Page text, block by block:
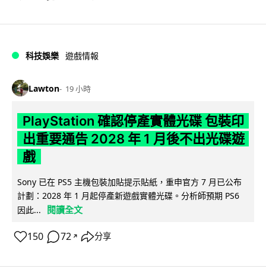
科技娛樂 遊戲情報
Lawton 19 小時
PlayStation 確認停產實體光碟 包裝印
出重要通告 2028 年 1 月後不出光碟遊
戲
Sony 已在 PS5 主機包裝加貼提示貼紙，重申官方 7 月已公布
計劃：2028 年 1 月起停產新遊戲實體光碟。分析師預期 PS6
因此...
閱讀全文
150 72 ↗ 分享